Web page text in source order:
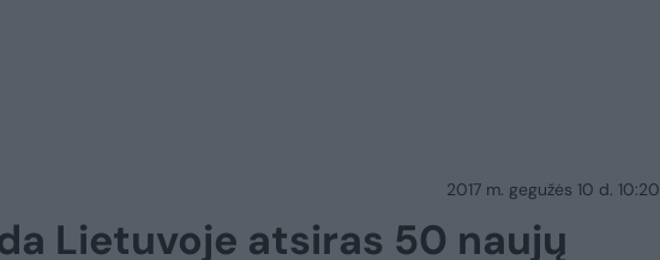
2017 m. gegužės 10 d. 10:20
Lietuvoje atsiras 50 naujų